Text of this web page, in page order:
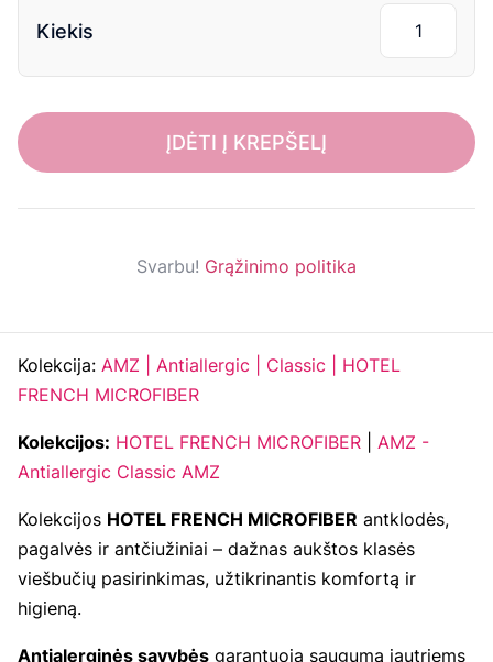
Kiekis
ĮDĖTI Į KREPŠELĮ
Svarbu! Grąžinimo politika
Kolekcija: AMZ | Antiallergic | Classic | HOTEL
FRENCH MICROFIBER
Kolekcijos: HOTEL FRENCH MICROFIBER
AMZ -
Antiallergic Classic AMZ
Kolekcijos HOTEL FRENCH MICROFIBER antklodės,
pagalvės ir antčiužiniai – dažnas aukštos klasės
viešbučių pasirinkimas, užtikrinantis komfortą ir
higieną.
Antialerginės savybės garantuoja saugumą jautriems